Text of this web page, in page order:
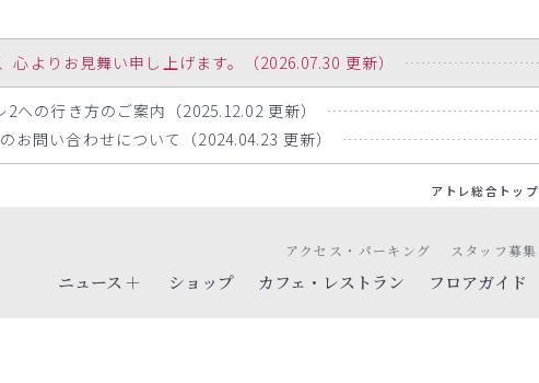
よりお見舞い申し上げます。（2026.07.30 更新）
への行き方のご案内（2025.12.02 更新）
お問い合わせについて（2024.04.23 更新）
アトレ総合トップ
ニュース
ショップ カフェ・レストラン フロアガイド
アクセス・パーキング スタッフ募集